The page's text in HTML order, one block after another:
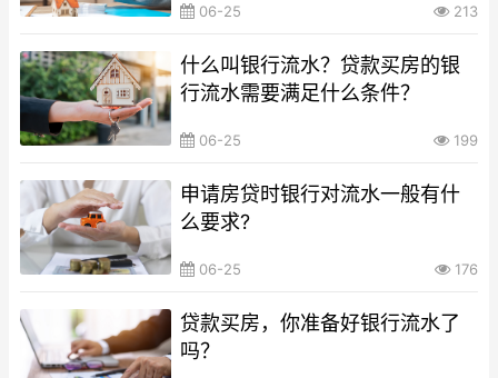
06-25 213
什么叫银行流水？贷款买房的银
行流水需要满足什么条件？
06-25 199
申请房贷时银行对流水一般有什
么要求?
06-25 176
贷款买房，你准备好银行流水了
吗？